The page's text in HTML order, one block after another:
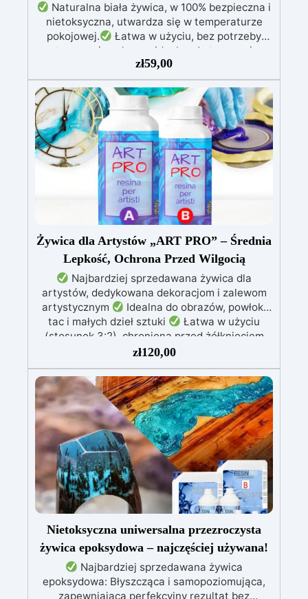
Naturalna biała żywica, w 100% bezpieczna i
nietoksyczna, utwardza się w temperaturze
pokojowej.
Łatwa w użyciu, bez potrzeby
stosowania ochrony, idealna do tworzenia
biżuterii, rzeźb i dekoracji.
formuła na bazie wody, bezpieczna alternatywa
dla tradycyjnych żywic.
Odpowiednia także
dla dzieci, idealna do użytku domowego bez
ryzyka.
Wielofunkcyjna i wszechstronna,
gotowa w zaledwie 30 minut, umożliwiając
szybkie i kreatywne projekty.
zł59,00
Żywica dla Artystów „ART PRO” – Średnia
Lepkość, Ochrona Przed Wilgocią
Najbardziej sprzedawana żywica dla
artystów, dedykowana dekoracjom i zalewom
artystycznym
Idealna do obrazów, powłok,
tac i małych dzieł sztuki
Łatwa w użyciu
(stosunek 3:2), chroniona przed żółknięciem
dzięki specjalnym filtrom UV
nie kapie, utrzymując precyzyjne i czyste wzory
Utwardza się w 12-24 godziny, zapewniając
błyszczącą i lśniącą powierzchnię
zł120,00
Nietoksyczna uniwersalna przezroczysta
żywica epoksydowa – najczęściej używana!
Najbardziej sprzedawana żywica
epoksydowa: Błyszcząca i samopoziomująca,
zapewniająca perfekcyjny rezultat bez